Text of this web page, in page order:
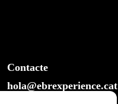
Contacte
hola@ebrexperience.cat